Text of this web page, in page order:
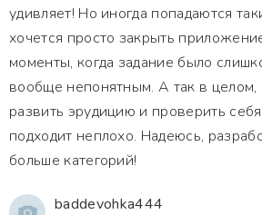
удивляет! Но иногда попадаются
хочется просто закрыть
моменты, когда задание было
вообще непонятным. А так в целом,
развить эрудицию и проверить
подходит неплохо. Надеюсь,
больше категорий!
baddevohka444